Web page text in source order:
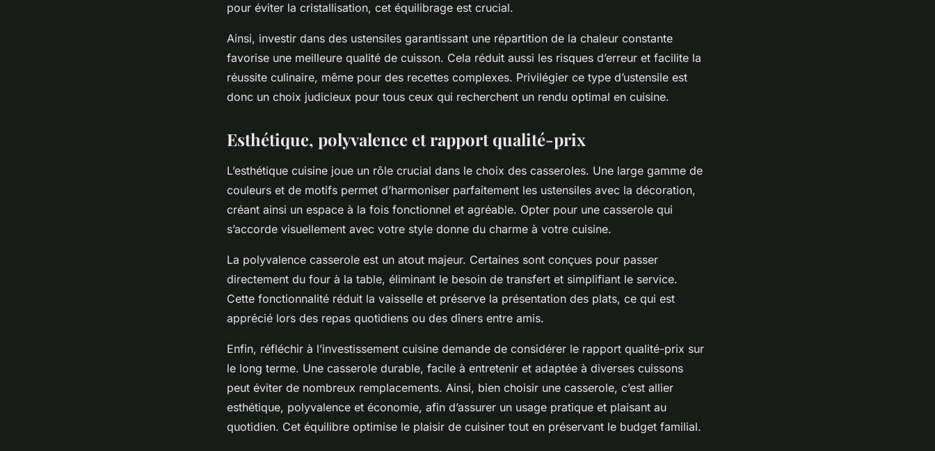
pour éviter la cristallisation, cet équilibrage est crucial.
Ainsi, investir dans des ustensiles garantissant une répartition de la chaleur constante
favorise une meilleure qualité de cuisson. Cela réduit aussi les risques d’erreur et facilite la
réussite culinaire, même pour des recettes complexes. Privilégier ce type d’ustensile est
donc un choix judicieux pour tous ceux qui recherchent un rendu optimal en cuisine.
Esthétique, polyvalence et rapport qualité-prix
L’esthétique cuisine joue un rôle crucial dans le choix des casseroles. Une large gamme de
couleurs et de motifs permet d’harmoniser parfaitement les ustensiles avec la décoration,
créant ainsi un espace à la fois fonctionnel et agréable. Opter pour une casserole qui
s’accorde visuellement avec votre style donne du charme à votre cuisine.
La polyvalence casserole est un atout majeur. Certaines sont conçues pour passer
directement du four à la table, éliminant le besoin de transfert et simplifiant le service.
Cette fonctionnalité réduit la vaisselle et préserve la présentation des plats, ce qui est
apprécié lors des repas quotidiens ou des dîners entre amis.
Enfin, réfléchir à l’investissement cuisine demande de considérer le rapport qualité-prix sur
le long terme. Une casserole durable, facile à entretenir et adaptée à diverses cuissons
peut éviter de nombreux remplacements. Ainsi, bien choisir une casserole, c’est allier
esthétique, polyvalence et économie, afin d’assurer un usage pratique et plaisant au
quotidien. Cet équilibre optimise le plaisir de cuisiner tout en préservant le budget familial.